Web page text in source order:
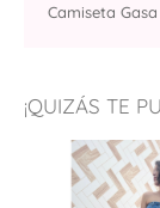
¡QUIZÁS TE
Camiseta